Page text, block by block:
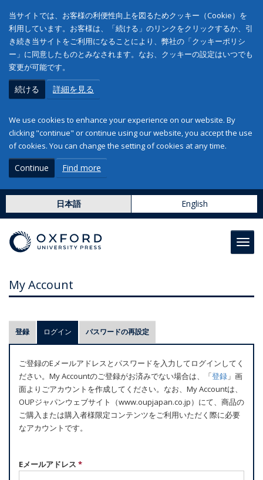
当サイトでは、お客様の利便性向上を図るためクッキー（Cookie）を
利用しています。お客様は、「続ける」のリンクをクリックするか、引
き続き当サイトをご利用になることにより、弊社の「クッキーポリシ
ー」に同意したものとみなされます。なお、クッキーの設定はいつでも
変更が可能です。
続ける 詳細を見る
We use cookies to enhance your experience on our website. By
clicking "continue" or continue using our website, you accept the use
of cookies. You can change the setting of cookies at any time.
Continue Find more
日本語 English
My Account
プ
ラ
マ
リ
ー
タ
ブ
登録 ログイン (アクティブなタブ)
パスワードの再設定
ご登録のEメールアドレスとパスワードを入力してログインしてく
ださい。My Accountのご登録がお済みでない場合は、「登録 」画
面よりごアカウントを作成してください。なお、My Accountは、
OUPジャパンウェブサイト（www.oupjapan.co.jp）にて、商品の
ご購入または購入者様限定コンテンツをご利用いただく際に必要
なアカウントです。
Eメールアドレス *